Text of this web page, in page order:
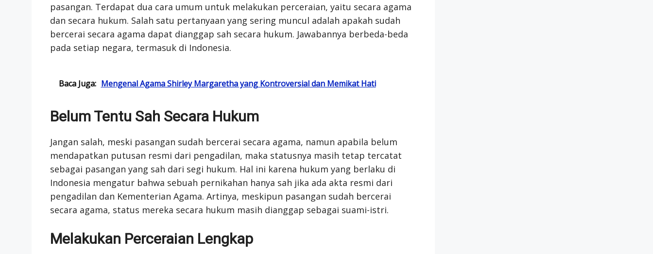
pasangan. Terdapat dua cara umum untuk melakukan perceraian, yaitu secara agama
dan secara hukum. Salah satu pertanyaan yang sering muncul adalah apakah sudah
bercerai secara agama dapat dianggap sah secara hukum. Jawabannya berbeda-beda
pada setiap negara, termasuk di Indonesia.
Baca Juga: Mengenal Agama Shirley Margaretha yang Kontroversial dan Memikat Hati
Belum Tentu Sah Secara Hukum
Jangan salah, meski pasangan sudah bercerai secara agama, namun apabila belum
mendapatkan putusan resmi dari pengadilan, maka statusnya masih tetap tercatat
sebagai pasangan yang sah dari segi hukum. Hal ini karena hukum yang berlaku di
Indonesia mengatur bahwa sebuah pernikahan hanya sah jika ada akta resmi dari
pengadilan dan Kementerian Agama. Artinya, meskipun pasangan sudah bercerai
secara agama, status mereka secara hukum masih dianggap sebagai suami-istri.
Melakukan Perceraian Lengkap